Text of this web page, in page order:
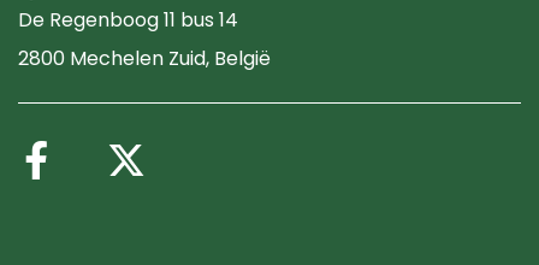
De Regenboog 11 bus 14
2800 Mechelen Zuid, België
Volg ons op Facebook